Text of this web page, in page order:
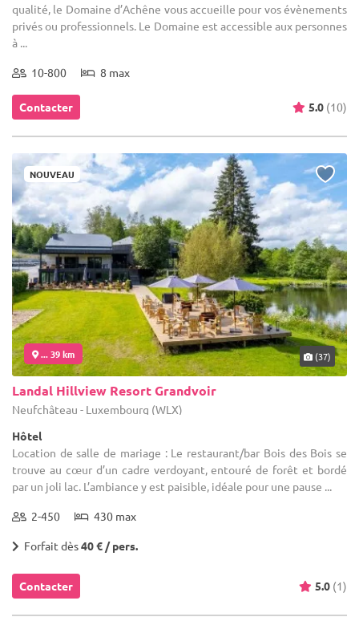
qualité, le Domaine d’Achêne vous accueille pour vos évènements
privés ou professionnels. Le Domaine est accessible aux personnes
à ...
10-800 8 max
Contacter 5.0 (10)
NOUVEAU
... 39 km (37)
Landal Hillview Resort Grandvoir
Neufchâteau - Luxembourg (WLX)
Hôtel
Location de salle de mariage : Le restaurant/bar Bois des Bois se
trouve au cœur d’un cadre verdoyant, entouré de forêt et bordé
par un joli lac. L’ambiance y est paisible, idéale pour une pause ...
2-450 430 max
Forfait dès40 € / pers.
Contacter 5.0 (1)